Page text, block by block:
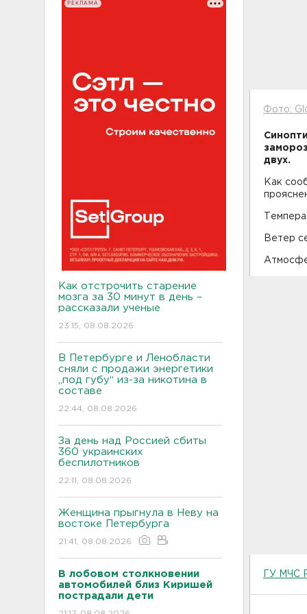
РЕКЛАМА
Как отстрочить старение
мозга за 30 минут в день –
рассказали ученые
23:15, 08.08.2026
В Петербурге и Ленобласти
сняли с продажи энергетики
„под губу“ из-за никотина в
составе
22:44, 08.08.2026
За день над Россией сбиты
360 украинских
беспилотников
22:11, 08.08.2026
Женщина прыгнула в Неву на
востоке Петербурга
21:41, 08.08.2026
В лобовом столкновении
автомобилей близ Киришей
пострадали дети
Фото:
двух.
Как
Ветер
ГУ МЧС